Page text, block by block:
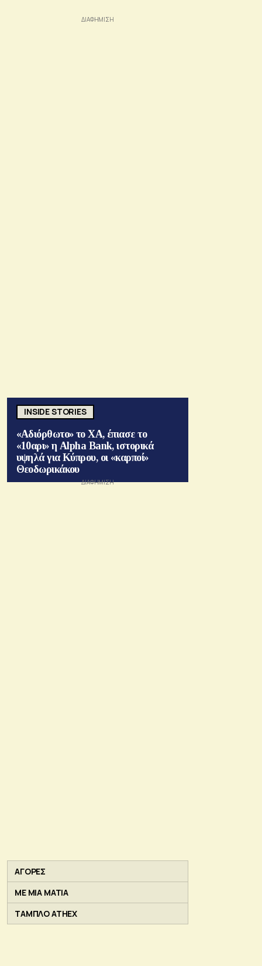
INSIDE STORIES
«Αδιόρθωτο» το ΧΑ, έπιασε το
«10αρι» η Alpha Bank, ιστορικά
υψηλά για Κύπρου, οι «καρποί»
Θεοδωρικάκου
ΑΓΟΡΕΣ
ΜΕ ΜΙΑ ΜΑΤΙΑ
ΤΑΜΠΛΟ ATHEX